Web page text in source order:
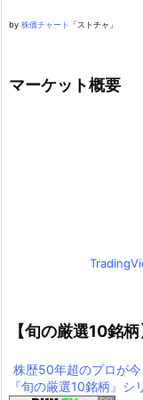
by 株価チャート 「ストチャ」
マーケット概要
【旬の厳選10銘柄
株歴50年超のプロが
『旬の厳選10銘柄』シ